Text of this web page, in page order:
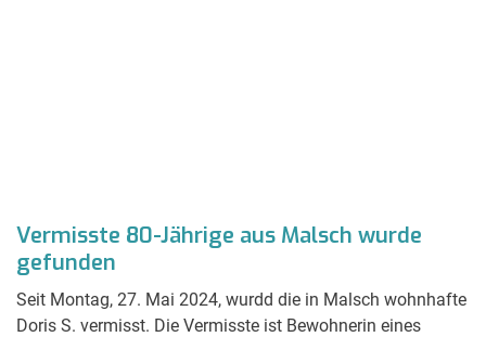
Vermisste 80-Jährige aus Malsch wurde
gefunden
Seit Montag, 27. Mai 2024, wurdd die in Malsch wohnhafte
Doris S. vermisst. Die Vermisste ist Bewohnerin eines